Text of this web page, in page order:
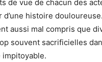
de vue de chacun des
d’une histoire
aussi mal compris que
souvent sacrificielles